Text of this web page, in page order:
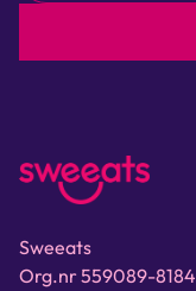
Sweeats
Org.nr 559089-8184